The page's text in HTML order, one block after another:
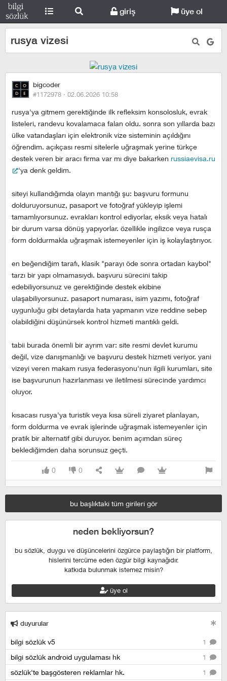
giriş üye ol
rusya vizesi
bigcoder
#1172978 · 02.06.2026 10:58
rusya'ya gitmem gerektiğinde ilk refleksim konsolosluk, evrak
listeleri, randevu kovalamaca falan oldu. sonra son yıllarda bazı
ülke vatandaşları için elektronik vize sisteminin açıldığını
öğrendim. açıkçası resmi sitelerle uğraşmak yerine türkçe
destek veren bir aracı firma var mı diye bakarken russiaevisa.ru
'ya denk geldim.
siteyi kullandığımda olayın mantığı şu: başvuru formunu
dolduruyorsunuz, pasaport ve fotoğraf yükleyip işlemi
tamamlıyorsunuz. evrakları kontrol ediyorlar, eksik veya hatalı
bir durum varsa dönüş yapıyorlar. özellikle i̇ngilizce veya rusça
form doldurmakla uğraşmak istemeyenler için iş kolaylaştırıyor.
en beğendiğim tarafı, klasik "parayı öde sonra ortadan kaybol"
tarzı bir yapı olmamasıydı. başvuru sürecini takip
edebiliyorsunuz ve gerektiğinde destek ekibine
ulaşabiliyorsunuz. pasaport numarası, isim yazımı, fotoğraf
uygunluğu gibi detaylarda hata yapmanın vize reddine sebep
olabildiğini düşünürsek kontrol hizmeti mantıklı geldi.
tabii burada önemli bir ayrım var: site resmi devlet kurumu
değil, vize danışmanlığı ve başvuru destek hizmeti veriyor. yani
vizeyi veren makam rusya federasyonu'nun ilgili kurumları, site
ise başvurunun hazırlanması ve iletilmesi sürecinde yardımcı
oluyor.
kısacası rusya'ya turistik veya kısa süreli ziyaret planlayan,
form doldurma ve evrak işlerinde uğraşmak istemeyenler için
pratik bir alternatif gibi duruyor. benim açımdan süreç
beklediğimden daha sorunsuz geçti.
0 0
bu başlıktaki tüm girileri gör
neden bekliyorsun?
bu sözlük, duygu ve düşüncelerini özgürce paylaştığın bir platform,
hislerini tercüme eden özgür bilgi kaynağıdır.
katkıda bulunmak istemez misin?
üye ol
duyurular
1
bilgi sözlük v5
1
bilgi sözlük android uygulaması hk
1
sözlük'te başgösteren reklamlar hk.